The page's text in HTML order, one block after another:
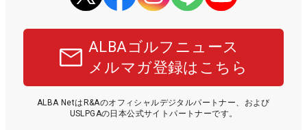
ALBAゴルフニュース
メルマガ登録はこちら
ALBA NetはR&Aのオフィシャルデジタルパートナー、および
USLPGAの日本公式サイトパートナーです。